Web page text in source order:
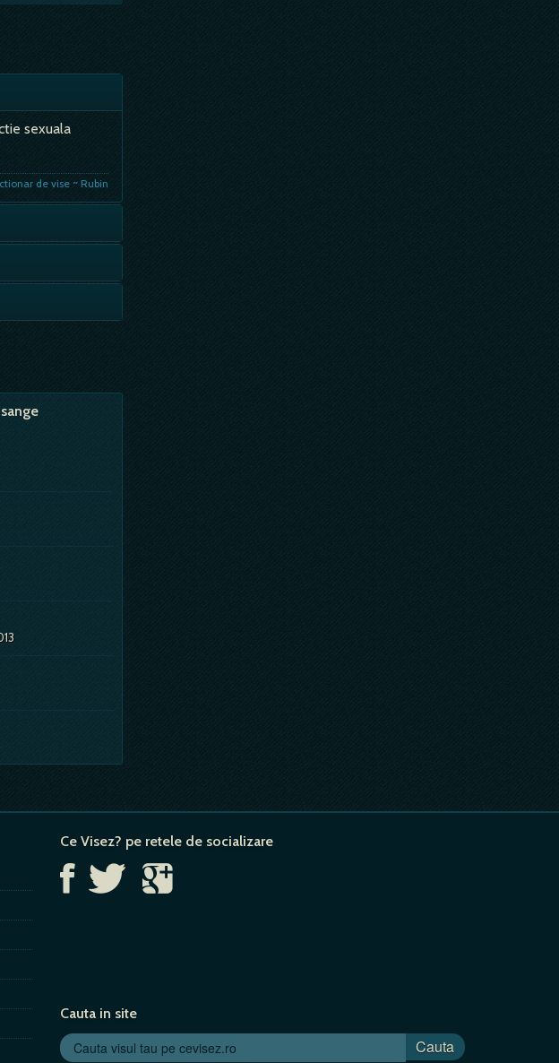
sexuala
de vise ~ Rubin
de vise ~ Mână
sange
Ce Visez? pe retele de socializare
Cauta in site
Cauta